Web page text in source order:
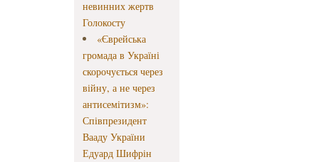
невинних жертв
Голокосту
«Єврейська
громада в Україні
скорочується через
війну, а не через
антисемітизм»:
Співпрезидент
Вааду України
Едуард Шифрін